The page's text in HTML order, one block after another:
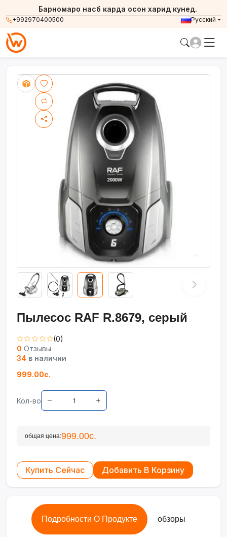
+992970400500
Барномаро насб карда осон харид кунед.
Русский
Пылесос RAF R.8679, серый
(0)
0 Отзывы
34 в наличии
999.00с.
Кол-во
общая цена:999.00с.
Купить Сейчас Добавить В Корзину
Подробности О Продукте обзоры